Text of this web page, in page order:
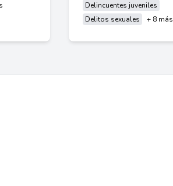
Delincuentes juveniles
Delitos sexuales
+ 8 más